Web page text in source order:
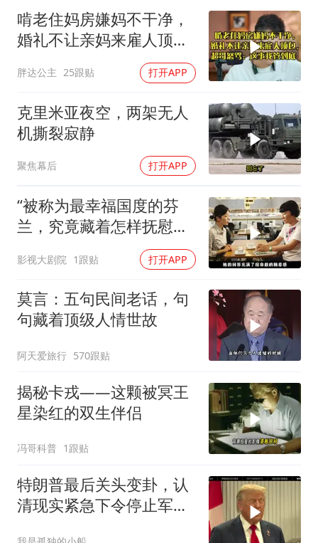
47岁妈妈突然产女 26岁女儿：很震惊
如何把百年大党建设得更加坚强有力？
啃老住妈房嫌妈不干净，
婚礼不让亲妈来雇人顶
胖达公主 25跟贴 打开APP
克里米亚夜空，两架无人
机撕裂寂静
聚焦幕后 打开APP
“被称为最幸福国度的芬
兰，究竟藏着怎样抚慰人
影视大剧院 1跟贴 打开APP
莫言：五句民间老话，句
句藏着顶级人情世故
阿天爱旅行 570跟贴
揭秘卡戎——这颗被冥王
星染红的双生伴侣
冯哥科普 1跟贴
特朗普最后关头变卦，认
清现实紧急下令停止军事